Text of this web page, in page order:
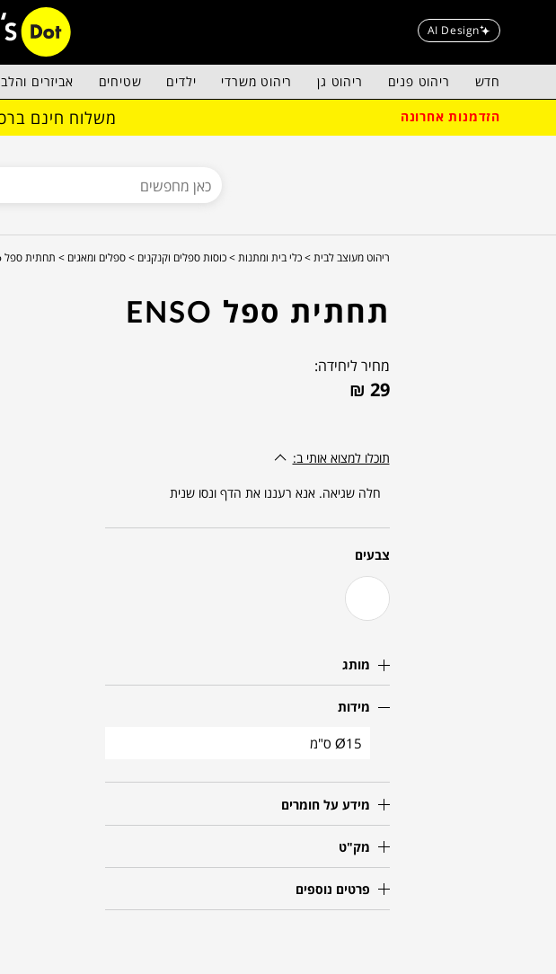
AI Design
חדש ריהוט פנים ריהוט גן ריהוט משרדי ילדים שטיחים אביזרים
הזדמנות אחרונה משלוח חינם
ריהוט מעוצב לבית > כלי בית ומתנות > כוסות ספלים וקנקנים > ספלים ומאגים > תחתית ספל enso
תחתית ספל ENSO
מחיר ליחידה:
₪ 29
תוכלו למצוא אותי ב:
חלה שגיאה. אנא רעננו את הדף ונסו שנית
צבעים
מותג
מידות
Ø15 ס"מ
מידע על חומרים
מק"ט
פרטים נוספים